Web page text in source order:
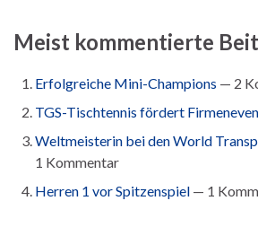
Meist kommentierte
Erfolgreiche Mini-Champions — 2
TGS-Tischtennis fördert
Weltmeisterin bei den World
1 Kommentar
Herren 1 vor Spitzenspiel — 1